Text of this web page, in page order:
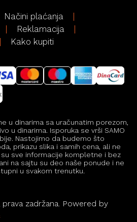
Načini plaćanja
Reklamacija
Kako kupiti
u dinarima sa uračunatim porezom,
u dinarima. Isporuka se vrši SAMO
Nastojimo da budemo što
prikazu slika i samih cena, ali ne
sve informacije kompletne i bez
na sajtu su deo naše ponude i ne
u svakom trenutku.
prava zadržana. Powered by